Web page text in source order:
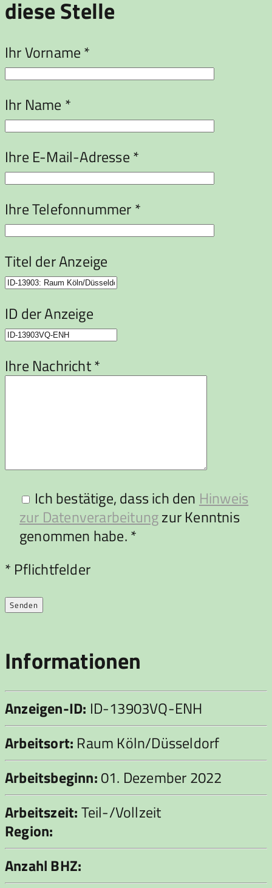
diese Stelle
Ihr Vorname *
Ihr Name *
Ihre E-Mail-Adresse *
Ihre Telefonnummer *
Titel der Anzeige
ID der Anzeige
Ihre Nachricht *
Ich bestätige, dass ich den Hinweis
zur Datenverarbeitungzur Kenntnis
genommen habe. *
Bitte lasse dieses Feld leer.
* Pflichtfelder
Informationen
Anzeigen-ID: ID-13903VQ-ENH
Arbeitsort: Raum Köln/Düsseldorf
Arbeitsbeginn:01. Dezember 2022
Arbeitszeit:Teil-/Vollzeit
Region:
Anzahl BHZ: